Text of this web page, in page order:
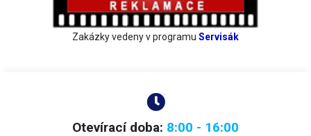
Zakázky vedeny v programu Servisák
Otevírací doba: 8:00 - 16:00